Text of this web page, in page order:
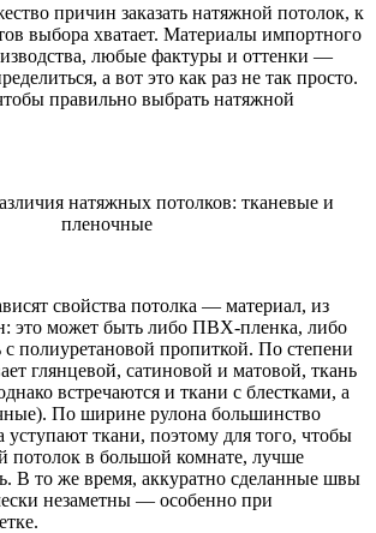
причин заказать натяжной потолок, к
выбора хватает. Материалы импортного
любые фактуры и оттенки —
а вот это как раз не так просто.
правильно выбрать натяжной
свойства потолка — материал, из
это может быть либо ПВХ-пленка, либо
с полиуретановой пропиткой. По степени
глянцевой, сатиновой и матовой, ткань
встречаются и ткани с блестками, а
По ширине рулона большинство
уступают ткани, поэтому для того, чтобы
потолок в большой комнате, лучше
В то же время, аккуратно сделанные швы
незаметны — особенно при